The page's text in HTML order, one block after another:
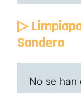
▷
Sandero
No se han